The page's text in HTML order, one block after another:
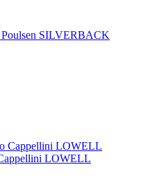
SILVERBACK
LOWELL